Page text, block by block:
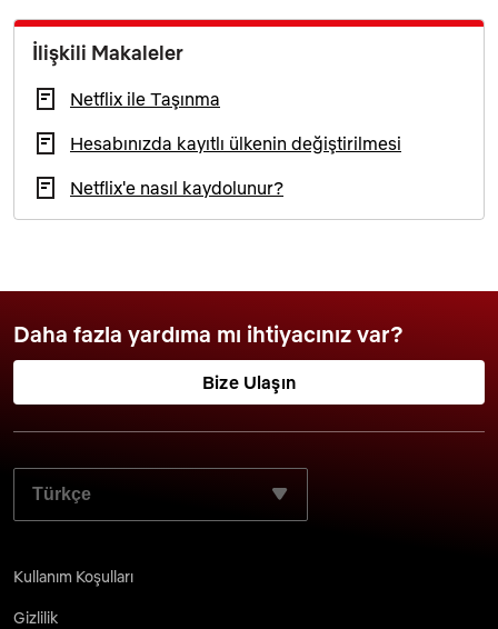
İlişkili Makaleler
Netflix ile Taşınma
Hesabınızda kayıtlı ülkenin değiştirilmesi
Netflix'e nasıl kaydolunur?
Daha fazla yardıma mı ihtiyacınız var?
Bize Ulaşın
TERCIH ETTIĞINIZ DILI SEÇIN:
Kullanım Koşulları
Gizlilik